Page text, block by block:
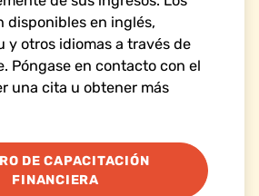
disponibles en inglés,
y otros idiomas a través de
Póngase en contacto con el
una cita u obtener más
DE CAPACITACIÓN
FINANCIERA